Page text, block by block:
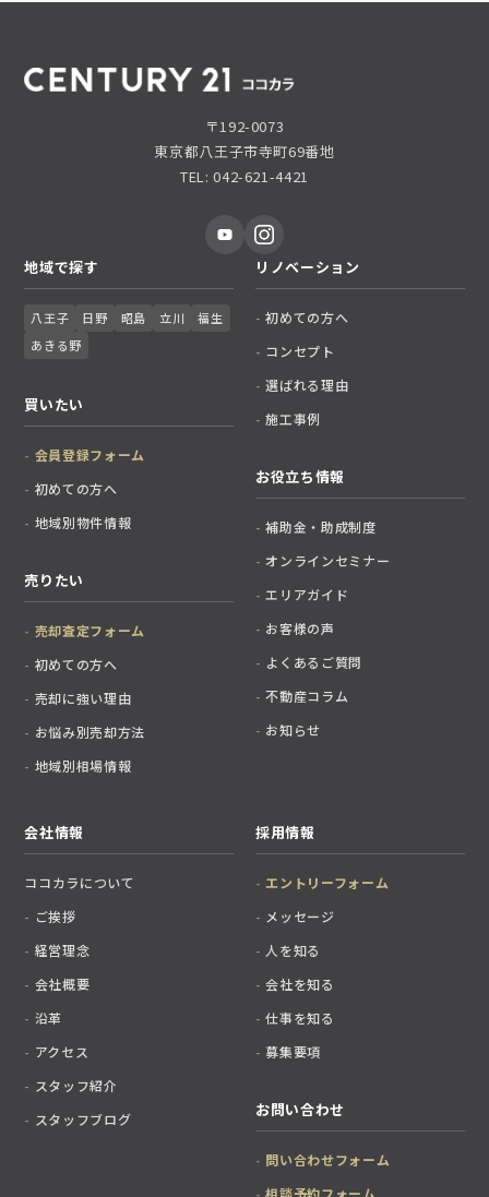
〒192-0073
東京都八王子市寺町69番地
TEL: 042-621-4421
地域で探す
八王子 日野 昭島 立川
福生
あきる野
買いたい
会員登録フォーム
初めての方へ
地域別物件情報
売りたい
売却査定フォーム
初めての方へ
売却に強い理由
お悩み別売却方法
地域別相場情報
リノベーション
初めての方へ
コンセプト
選ばれる理由
施工事例
お役立ち情報
補助金・助成制度
オンラインセミナー
エリアガイド
お客様の声
よくあるご質問
不動産コラム
お知らせ
会社情報
ココカラについて
ご挨拶
経営理念
会社概要
沿革
アクセス
スタッフ紹介
スタッフブログ
採用情報
エントリーフォーム
メッセージ
人を知る
会社を知る
仕事を知る
募集要項
お問い合わせ
問い合わせフォーム
相談予約フォーム